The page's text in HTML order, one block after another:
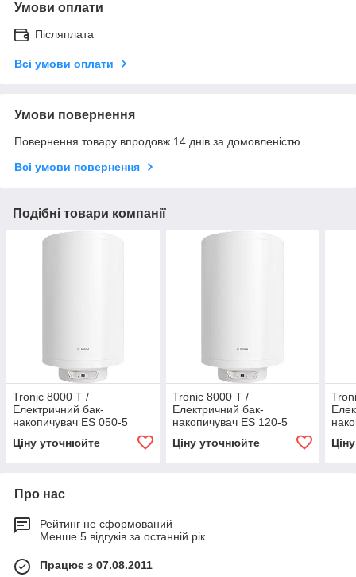
Умови оплати
Післяплата
Всі умови оплати
Умови повернення
Повернення товару впродовж 14 днів за домовленістю
Всі умови повернення
Подібні товари компанії
Tronic 8000 T /
Електричний бак-
накопичувач ES 050-5
(сухий ТЕН)
Ціну уточнюйте
Tronic 8000 T /
Електричний бак-
накопичувач ES 120-5
(сухий ТЕН)
Ціну уточнюйте
Про нас
Рейтинг не сформований
Менше 5 відгуків за останній рік
Працює з 07.08.2011